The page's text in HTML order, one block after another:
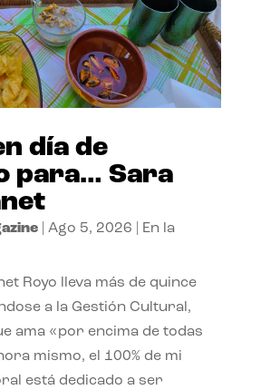
día de
para… Sara
| Ago 5, 2026
En la
Royo lleva más de quince
a la Gestión Cultural,
ama «por encima de todas
mismo, el 100% de mi
está dedicado a ser